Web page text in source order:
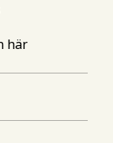
här